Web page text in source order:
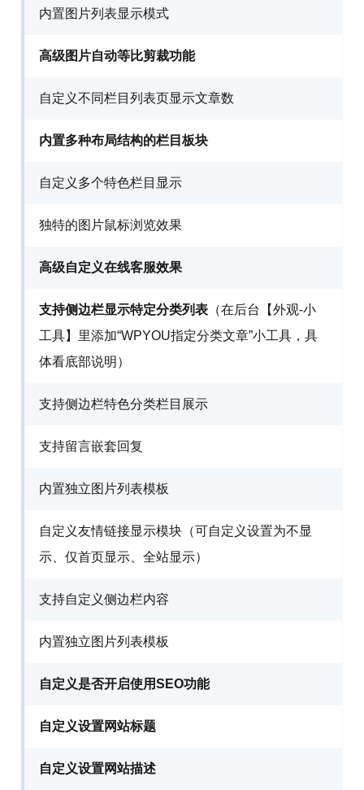
内置图片列表显示模式
高级图片自动等比剪裁功能
自定义不同栏目列表页显示文章数
内置多种布局结构的栏目板块
自定义多个特色栏目显示
独特的图片鼠标浏览效果
高级自定义在线客服效果
支持侧边栏显示特定分类列表 （在后台【外观-小
工具】里添加“WPYOU指定分类文章”小工具，具
体看底部说明）
支持侧边栏特色分类栏目展示
支持留言嵌套回复
内置独立图片列表模板
自定义友情链接显示模块（可自定义设置为不显
示、仅首页显示、全站显示）
支持自定义侧边栏内容
内置独立图片列表模板
自定义是否开启使用SEO功能
自定义设置网站标题
自定义设置网站描述